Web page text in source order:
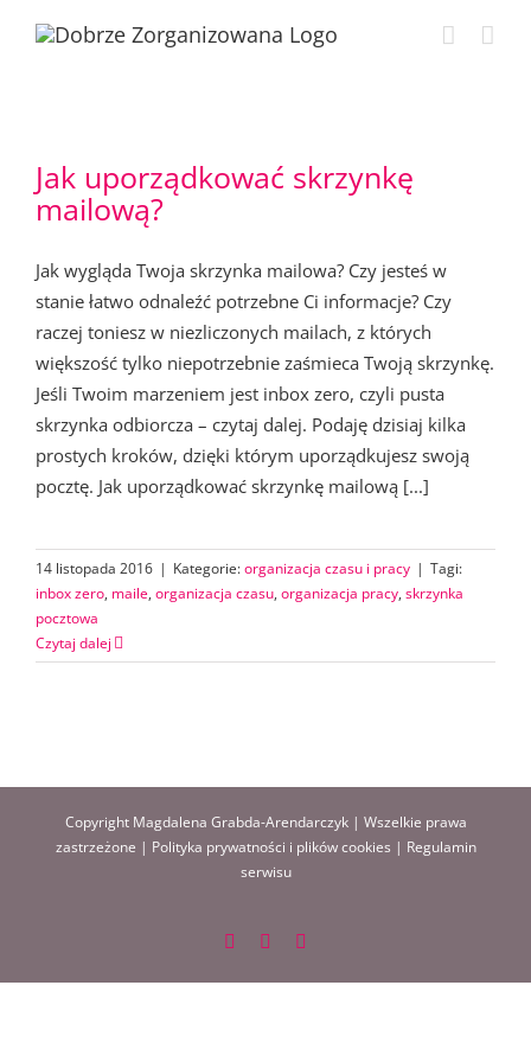
Jak uporządkować skrzynkę
mailową?
Jak wygląda Twoja skrzynka mailowa? Czy jesteś w
stanie łatwo odnaleźć potrzebne Ci informacje? Czy
raczej toniesz w niezliczonych mailach, z których
większość tylko niepotrzebnie zaśmieca Twoją skrzynkę.
Jeśli Twoim marzeniem jest inbox zero, czyli pusta
skrzynka odbiorcza – czytaj dalej. Podaję dzisiaj kilka
prostych kroków, dzięki którym uporządkujesz swoją
pocztę. Jak uporządkować skrzynkę mailową [...]
14 listopada 2016 | Kategorie:organizacja czasu i pracy | Tagi:
inbox zero, maile, organizacja czasu, organizacja pracy, skrzynka
pocztowa
Czytaj dalej
Copyright Magdalena Grabda-Arendarczyk | Wszelkie prawa
zastrzeżone | Polityka prywatności i plików cookies | Regulamin
serwisu
FacebookInstagram